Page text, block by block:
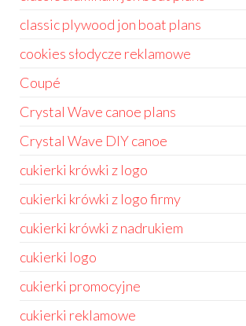
classic plywood jon boat plans
cookies słodycze reklamowe
Coupé
Crystal Wave canoe plans
Crystal Wave DIY canoe
cukierki krówki z logo
cukierki krówki z logo firmy
cukierki krówki z nadrukiem
cukierki logo
cukierki promocyjne
cukierki reklamowe